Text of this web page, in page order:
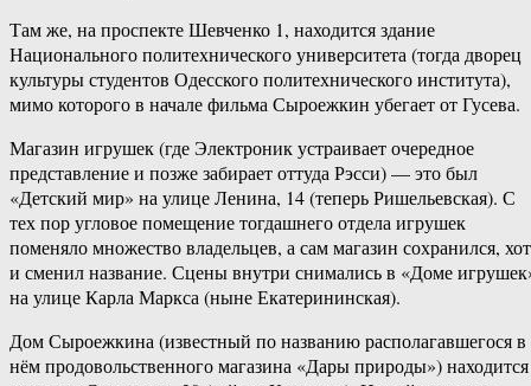
Там же, на проспекте Шевченко 1, находится здание
Национального политехнического университета (тогда дворец
культуры студентов Одесского политехнического института),
мимо которого в начале фильма Сыроежкин убегает от Гусева.
Магазин игрушек (где Электроник устраивает очередное
представление и позже забирает оттуда Рэсси) — это был
«Детский мир» на улице Ленина, 14 (теперь Ришельевская). С
тех пор угловое помещение тогдашнего отдела игрушек
поменяло множество владельцев, а сам магазин сохранился,
и сменил название. Сцены внутри снимались в «Доме
на улице Карла Маркса (ныне Екатерининская).
Дом Сыроежкина (известный по названию располагавшегося в
нём продовольственного магазина «Дары природы») находится